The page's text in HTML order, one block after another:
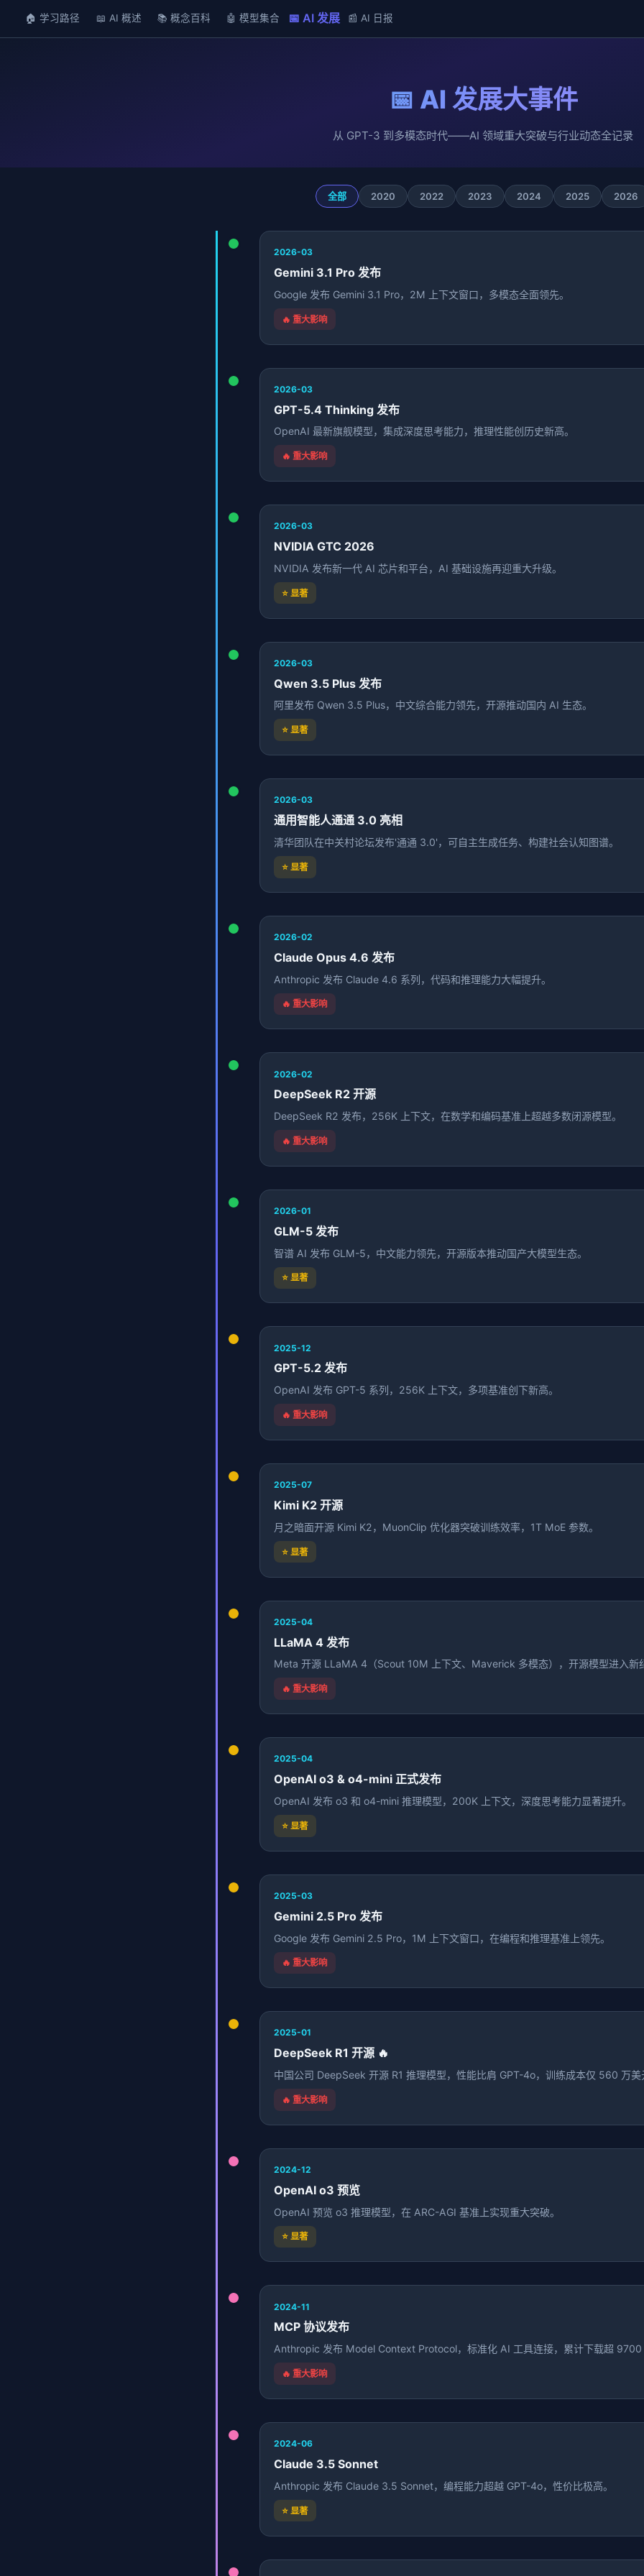
🏠 学习路径 📖 AI 概述 📚 概念百科 🤖 模型集合 📅 AI 发展 📰 AI 日报
📅 AI 发展大事件
从 GPT-3 到多模态时代——AI 领域重大突破与行业动态全记录
全部 2020 2022 2023 2024 2025 2026
2026-03
Gemini 3.1 Pro 发布
Google 发布 Gemini 3.1 Pro，2M 上下文窗口，多模态全面领先。
🔥 重大影响
2026-03
GPT-5.4 Thinking 发布
OpenAI 最新旗舰模型，集成深度思考能力，推理性能创历史新高。
🔥 重大影响
2026-03
NVIDIA GTC 2026
NVIDIA 发布新一代 AI 芯片和平台，AI 基础设施再迎重大升级。
⭐ 显著
2026-03
Qwen 3.5 Plus 发布
阿里发布 Qwen 3.5 Plus，中文综合能力领先，开源推动国内 AI 生态。
⭐ 显著
2026-03
通用智能人通通 3.0 亮相
清华团队在中关村论坛发布'通通 3.0'，可自主生成任务、构建社会认知图谱。
⭐ 显著
2026-02
Claude Opus 4.6 发布
Anthropic 发布 Claude 4.6 系列，代码和推理能力大幅提升。
🔥 重大影响
2026-02
DeepSeek R2 开源
DeepSeek R2 发布，256K 上下文，在数学和编码基准上超越多数闭源模型。
🔥 重大影响
2026-01
GLM-5 发布
智谱 AI 发布 GLM-5，中文能力领先，开源版本推动国产大模型生态。
⭐ 显著
2025-12
GPT-5.2 发布
OpenAI 发布 GPT-5 系列，256K 上下文，多项基准创下新高。
🔥 重大影响
2025-07
Kimi K2 开源
月之暗面开源 Kimi K2，MuonClip 优化器突破训练效率，1T MoE 参数。
⭐ 显著
2025-04
LLaMA 4 发布
Meta 开源 LLaMA 4（Scout 10M 上下文、Maverick 多模态），开源模型进入新
🔥 重大影响
2025-04
OpenAI o3 & o4-mini 正式发布
OpenAI 发布 o3 和 o4-mini 推理模型，200K 上下文，深度思考能力显著提升。
⭐ 显著
2025-03
Gemini 2.5 Pro 发布
Google 发布 Gemini 2.5 Pro，1M 上下文窗口，在编程和推理基准上领先。
🔥 重大影响
2025-01
DeepSeek R1 开源 🔥
中国公司 DeepSeek 开源 R1 推理模型，性能比肩 GPT-4o，训练成本仅 560 万
🔥 重大影响
2024-12
OpenAI o3 预览
OpenAI 预览 o3 推理模型，在 ARC-AGI 基准上实现重大突破。
⭐ 显著
2024-11
MCP 协议发布
Anthropic 发布 Model Context Protocol，标准化 AI 工具连接，累计下载超 9700
🔥 重大影响
2024-06
Claude 3.5 Sonnet
Anthropic 发布 Claude 3.5 Sonnet，编程能力超越 GPT-4o，性价比极高。
⭐ 显著